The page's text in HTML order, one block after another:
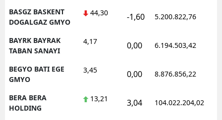
BASGZ BASKENT
DOGALGAZ GMYO
44,30 -1,60 5.200.822,76
BAYRK BAYRAK
TABAN SANAYI
4,17 0,00 6.194.503,42
BEGYO BATI EGE
GMYO
3,45 0,00 8.876.856,22
BERA BERA
HOLDING
13,21 3,04 104.022.204,02